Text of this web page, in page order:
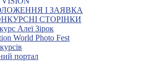
І ЗАЯВКА
СТОРІНКИ
Алеї Зірок
World Photo Fest
портал